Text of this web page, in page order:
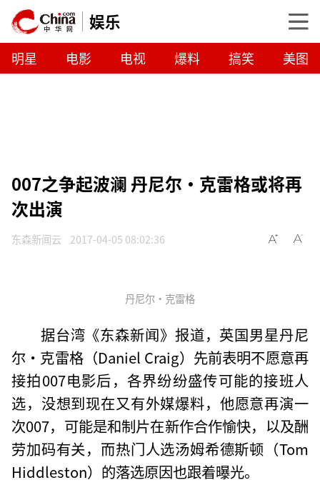
娱乐
明星 电影 电视 爆料 搞笑 美图
007之争起波澜 丹尼尔·克雷格或将再
次出演
东森新闻云 2017-04-05 08:02:36
丹尼尔·克雷格
据台湾《东森新闻》报道，英国男星丹尼
尔·克雷格（Daniel Craig）先前表明不愿意再
接拍007电影后，各界纷纷盛传可能的接班人
选，没想到现在又有外媒爆料，他愿意再演一
次007，可能是和制片在新作合作愉快，以及酬
劳加码有关，而热门人选汤姆希德斯顿（Tom
Hiddleston）的落选原因也跟着曝光。